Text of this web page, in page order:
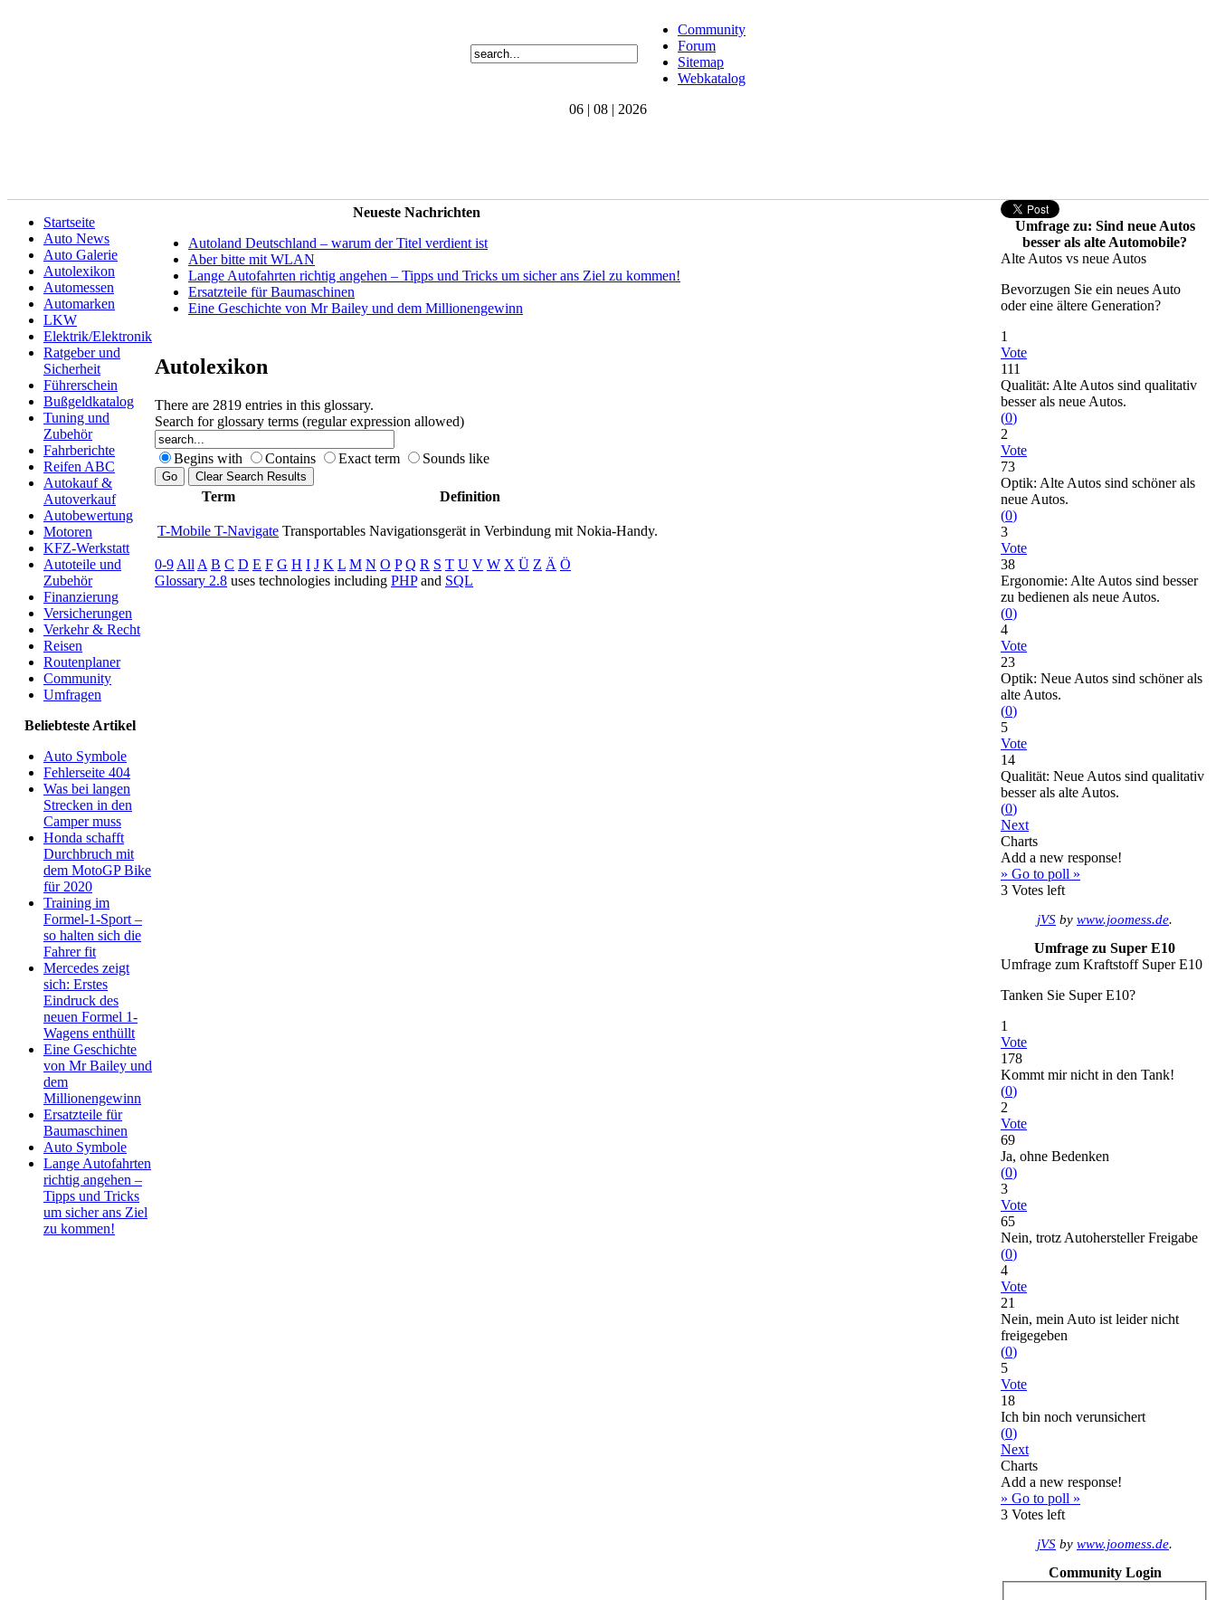
Community
Forum
Sitemap
Webkatalog
06 | 08 | 2026
Startseite
Auto News
Auto Galerie
Autolexikon
Automessen
Automarken
LKW
Elektrik/Elektronik
Ratgeber und
Sicherheit
Führerschein
Bußgeldkatalog
Tuning und
Zubehör
Fahrberichte
Reifen ABC
Autokauf &
Autoverkauf
Autobewertung
Motoren
KFZ-Werkstatt
Autoteile und
Zubehör
Finanzierung
Versicherungen
Verkehr & Recht
Reisen
Routenplaner
Community
Umfragen
Beliebteste Artikel
Auto Symbole
Fehlerseite 404
Was bei langen
Strecken in den
Camper muss
Honda schafft
Durchbruch mit
dem MotoGP Bike
für 2020
Training im
Formel-1-Sport –
so halten sich die
Fahrer fit
Mercedes zeigt
sich: Erstes
Eindruck des
neuen Formel 1-
Wagens enthüllt
Eine Geschichte
von Mr Bailey und
dem
Millionengewinn
Ersatzteile für
Baumaschinen
Auto Symbole
Lange Autofahrten
richtig angehen –
Tipps und Tricks
um sicher ans Ziel
zu kommen!
Neueste Nachrichten
Autoland Deutschland – warum der Titel verdient ist
Aber bitte mit WLAN
Lange Autofahrten richtig angehen – Tipps und Tricks um sicher ans Ziel zu kommen!
Ersatzteile für Baumaschinen
Eine Geschichte von Mr Bailey und dem Millionengewinn
Autolexikon
There are 2819 entries in this glossary.
Search for glossary terms (regular expression allowed)
Begins with Contains Exact term Sounds like
Term Definition
T-Mobile T-Navigate Transportables Navigationsgerät in Verbindung mit Nokia-Handy.
0-9 All A B C D E F G H I J K L M N O P Q R S T U V W X Ü Z Ä Ö
Glossary 2.8 uses technologies including PHPand SQL
Umfrage zu: Sind neue Autos
besser als alte Automobile?
Alte Autos vs neue Autos
Bevorzugen Sie ein neues Auto
oder eine ältere Generation?
1
Vote
111
Qualität: Alte Autos sind qualitativ
besser als neue Autos.
(0)
2
Vote
73
Optik: Alte Autos sind schöner als
neue Autos.
(0)
3
Vote
38
Ergonomie: Alte Autos sind besser
zu bedienen als neue Autos.
(0)
4
Vote
23
Optik: Neue Autos sind schöner als
alte Autos.
(0)
5
Vote
14
Qualität: Neue Autos sind qualitativ
besser als alte Autos.
(0)
Next
Charts
Add a new response!
» Go to poll »
3 Votes left
jVS by www.joomess.de.
Umfrage zu Super E10
Umfrage zum Kraftstoff Super E10
Tanken Sie Super E10?
1
Vote
178
Kommt mir nicht in den Tank!
(0)
2
Vote
69
Ja, ohne Bedenken
(0)
3
Vote
65
Nein, trotz Autohersteller Freigabe
(0)
4
Vote
21
Nein, mein Auto ist leider nicht
freigegeben
(0)
5
Vote
18
Ich bin noch verunsichert
(0)
Next
Charts
Add a new response!
» Go to poll »
3 Votes left
jVS by www.joomess.de.
Community Login